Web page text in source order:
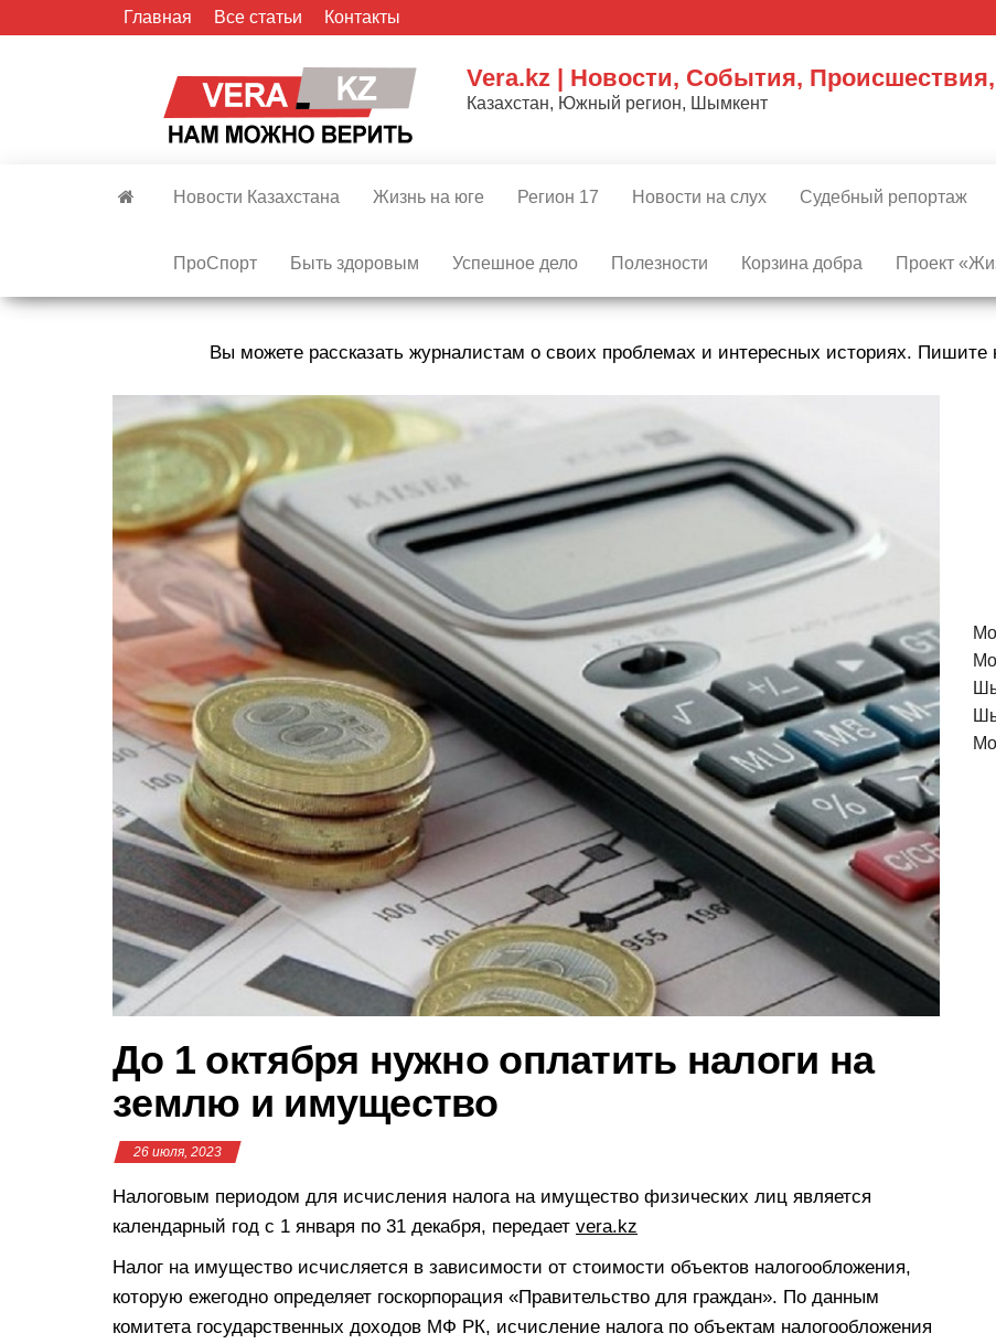
Главная Все статьи Контакты
Vera.kz | Новости, События,
Казахстан, Южный регион, Шымкент
Новости Казахстана Жизнь на юге Регион 17 Новости на слух Судебный репортаж
ПроСпорт Быть здоровым Успешное дело Полезности Корзина добра Проект
Вы можете рассказать журналистам о своих проблемах и интересных историях. Пишите
До 1 октября нужно оплатить налоги на
землю и имущество
26 июля, 2023
Налоговым периодом для исчисления налога на имущество физических лиц является
календарный год с 1 января по 31 декабря, передает vera.kz
Налог на имущество исчисляется в зависимости от стоимости объектов налогообложения,
которую ежегодно определяет госкорпорация «Правительство для граждан». По данным
комитета государственных доходов МФ РК, исчисление налога по объектам налогообложения